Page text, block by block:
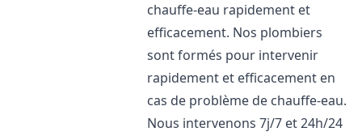
chauffe-eau rapidement et
efficacement. Nos plombiers
sont formés pour intervenir
rapidement et efficacement en
cas de problème de chauffe-eau.
Nous intervenons 7j/7 et 24h/24